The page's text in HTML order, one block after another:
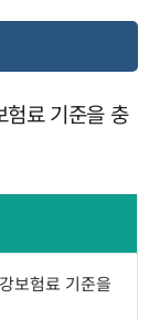
험료 기준을 충
보험료 기준을